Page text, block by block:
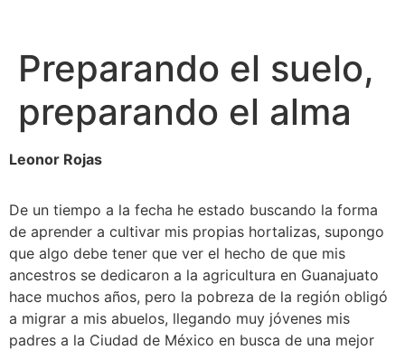
Preparando el suelo,
preparando el alma
Leonor Rojas
De un tiempo a la fecha he estado buscando la forma
de aprender a cultivar mis propias hortalizas, supongo
que algo debe tener que ver el hecho de que mis
ancestros se dedicaron a la agricultura en Guanajuato
hace muchos años, pero la pobreza de la región obligó
a migrar a mis abuelos, llegando muy jóvenes mis
padres a la Ciudad de México en busca de una mejor